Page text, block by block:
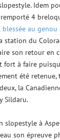
Idem
4
au genou
station du
son retour en
fort à faire
été retenue,
la
Sildaru.
slopestyle à
son épreuve